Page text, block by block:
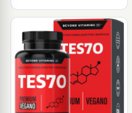
TES70 60 caps